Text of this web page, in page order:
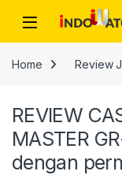
Open
Home Review
REVIEW
MASTER
dengan